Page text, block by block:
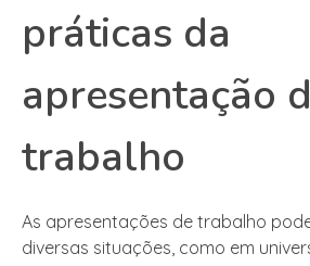
práticas da
apresentação
trabalho
As apresentações de trabalho
diversas situações, como em